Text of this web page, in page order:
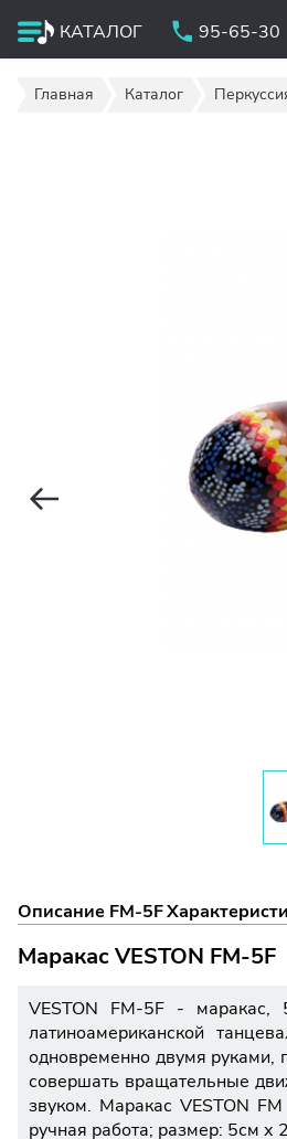
КАТАЛОГ 95-65-30
Главная Каталог
Описание FM-5F
Маракас VESTON FM-5F
VESTON FM-5F - маракас,
латиноамериканской
одновременно двумя руками,
совершать вращательные
звуком. Маракас VESTON
ручная работа; размер: 5см х